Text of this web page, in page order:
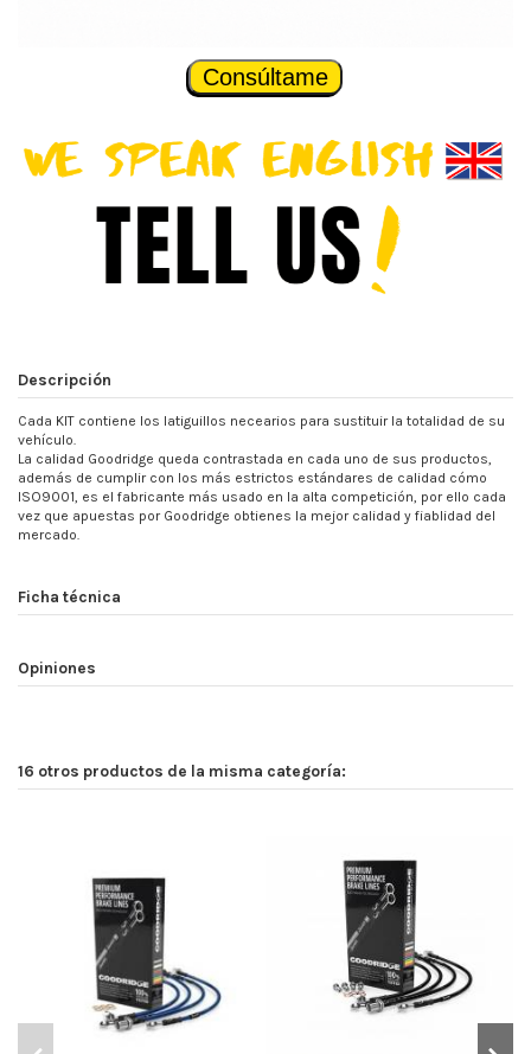
Consúltame
Descripción
Cada KIT contiene los latiguillos necearios para sustituir la totalidad de su
vehículo.
La calidad Goodridge queda contrastada en cada uno de sus productos,
además de cumplir con los más estrictos estándares de calidad cómo
ISO9001, es el fabricante más usado en la alta competición, por ello cada
vez que apuestas por Goodridge obtienes la mejor calidad y fiablidad del
mercado.
Ficha técnica
Opiniones
16 otros productos de la misma categoría: